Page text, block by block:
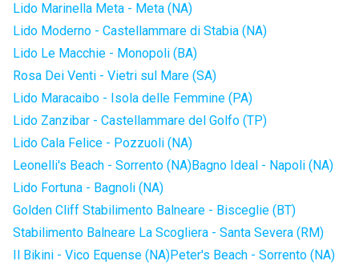
Lido Marinella Meta - Meta (NA)
Lido Moderno - Castellammare di Stabia (NA)
Lido Le Macchie - Monopoli (BA)
Rosa Dei Venti - Vietri sul Mare (SA)
Lido Maracaibo - Isola delle Femmine (PA)
Lido Zanzibar - Castellammare del Golfo (TP)
Lido Cala Felice - Pozzuoli (NA)
Leonelli's Beach - Sorrento (NA)Bagno Ideal - Napoli (NA)
Lido Fortuna - Bagnoli (NA)
Golden Cliff Stabilimento Balneare - Bisceglie (BT)
Stabilimento Balneare La Scogliera - Santa Severa (RM)
Il Bikini - Vico Equense (NA)Peter's Beach - Sorrento (NA)